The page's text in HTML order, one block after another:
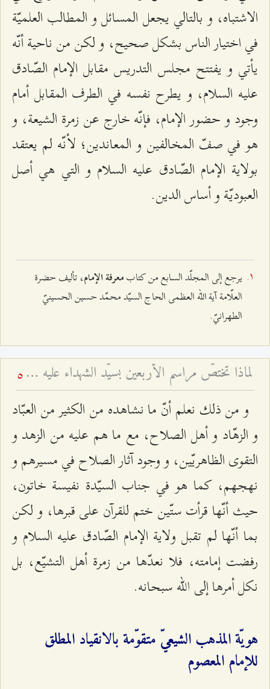
الاشتباه، و بالتالي يجعل المسائل و المطالب العلميّة
في اختيار الناس بشكل صحيح، و لكن من ناحية أنّه
يأتي و يفتتح مجلس التدريس مقابل الإمام الصّادق
عليه السلام، و يطرح نفسه في الطرف المقابل أمام
وجود و حضور الإمام، فإنّه خارج عن زمرة الشيعة، و
هو في صفّ المخالفين و المعاندين؛ لأنّه لم يعتقد
بولاية الإمام الصّادق عليه السلام و التي هي أصل
العبوديّة و أساس الدين.
يرجع إلى المجلّد السابع من كتابمعرفة الإمام، تأليف حضرة
العلّامة آية الله العظمى الحاج السيّد محمّد حسين الحسينيّ
الطهرانيّ.
لماذا تختصّ مراسم الأربعين بسيّد الشهداء عليه السلام؟ - إقامة ذكرى الأربعين للمتوفى 5
و من ذلك نعلم أنّ ما نشاهده من الكثير من العبّاد
و الزهّاد و أهل الصلاح، مع ما هم عليه من الزهد و
التقوى الظاهريّين، و وجود آثار الصلاح في مسيرهم و
نهجهم، كما هو في جناب السيّدة نفيسة خاتون،
حيث أنّها قرأت ستّين ختم للقرآن على قبرها، و لكن
بما أنّها لم تقبل ولاية الإمام الصّادق عليه السلام و
رفضت إمامته، فلا نعدّها من زمرة أهل التشيّع، بل
نكل أمرها إلى الله سبحانه.
هويّة المذهب الشيعيّ متقوّمة بالانقياد المطلق
للإمام المعصوم‌